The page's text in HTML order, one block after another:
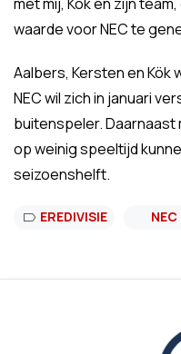
waarde voor NEC te
Aalbers, Kersten en
NEC wil zich in januari
buitenspeler.
op weinig speeltijd
seizoenshelft.
EREDIVISIE NEC